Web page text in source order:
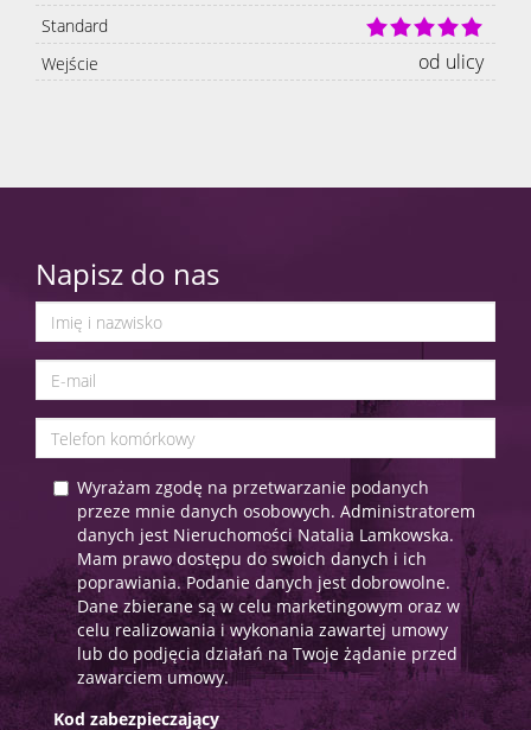
Standard
Wejście
od ulicy
Napisz do nas
Wyrażam zgodę na przetwarzanie podanych
przeze mnie danych osobowych. Administratorem
danych jest Nieruchomości Natalia Lamkowska.
Mam prawo dostępu do swoich danych i ich
poprawiania. Podanie danych jest dobrowolne.
Dane zbierane są w celu marketingowym oraz w
celu realizowania i wykonania zawartej umowy
lub do podjęcia działań na Twoje żądanie przed
zawarciem umowy.
Kod zabezpieczający